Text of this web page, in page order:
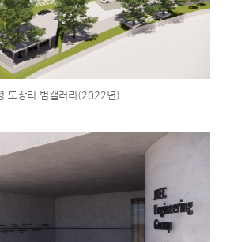
도장리 범갤러리(2022년)